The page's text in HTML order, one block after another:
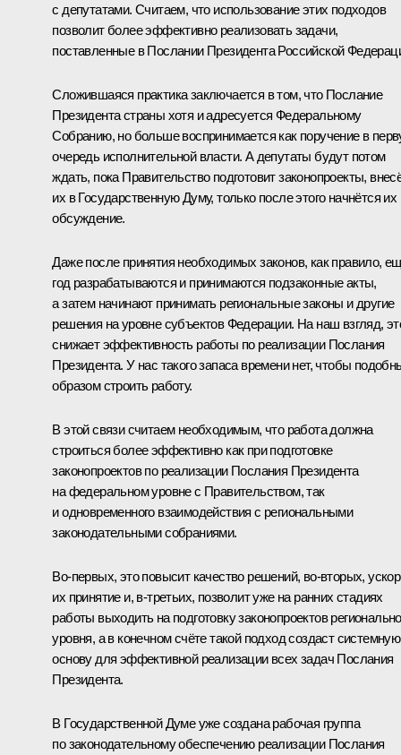
с депутатами. Считаем, что использование этих подходов
позволит более эффективно реализовать задачи,
поставленные в Послании Президента Российской
Сложившаяся практика заключается в том, что Послание
Президента страны хотя и адресуется Федеральному
Собранию, но больше воспринимается как поручение в
очередь исполнительной власти. А депутаты будут потом
ждать, пока Правительство подготовит законопроекты,
их в Государственную Думу, только после этого начнётся их
обсуждение.
Даже после принятия необходимых законов, как правило,
год разрабатываются и принимаются подзаконные акты,
а затем начинают принимать региональные законы и другие
решения на уровне субъектов Федерации. На наш взгляд,
снижает эффективность работы по реализации Послания
Президента. У нас такого запаса времени нет, чтобы
образом строить работу.
В этой связи считаем необходимым, что работа должна
строиться более эффективно как при подготовке
законопроектов по реализации Послания Президента
на федеральном уровне с Правительством, так
и одновременного взаимодействия с региональными
законодательными собраниями.
Во‑первых, это повысит качество решений, во‑вторых,
их принятие и, в‑третьих, позволит уже на ранних стадиях
работы выходить на подготовку законопроектов
уровня, а в конечном счёте такой подход создаст системную
основу для эффективной реализации всех задач Послания
Президента.
В Государственной Думе уже создана рабочая группа
по законодательному обеспечению реализации Послания